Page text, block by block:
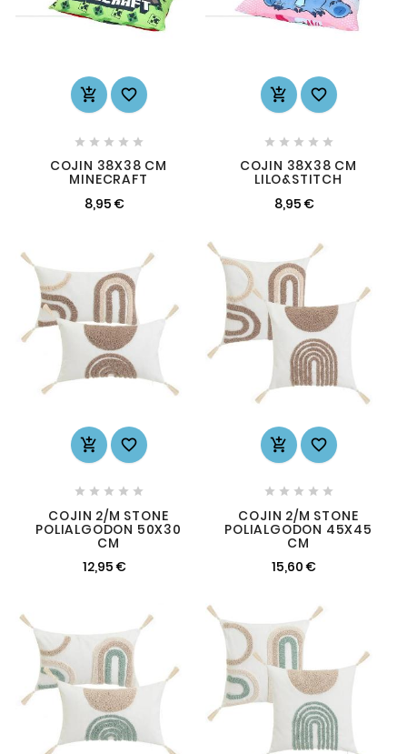
 
    
COJIN 38X38 CM
MINECRAFT
8,95 €
 
    
COJIN 38X38 CM
LILO&STITCH
8,95 €
 
    
COJIN 2/M STONE
POLIALGODON 50X30
CM
12,95 €
 
    
COJIN 2/M STONE
POLIALGODON 45X45
CM
15,60 €